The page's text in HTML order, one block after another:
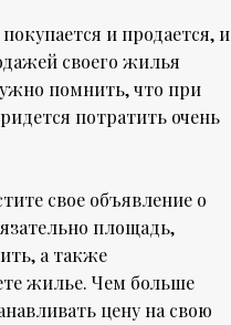
и продается, и
своего жилья
помнить, что при
потратить очень
свое объявление о
площадь,
а также
жилье. Чем больше
цену на свою